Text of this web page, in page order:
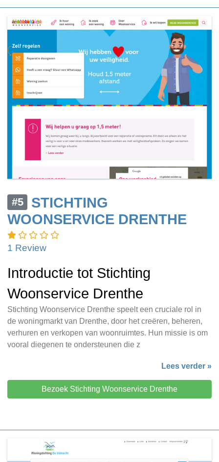
#5
STICHTING
WOONSERVICE DRENTHE
1 Review
Introductie tot Stichting
Woonservice Drenthe
Stichting Woonservice Drenthe speelt een cruciale rol in
de woningmarkt van Drenthe, door het creëren, beheren,
verhuren en verkopen van woonruimtes. Hun missie is om
vooral diegenen te ondersteunen die z
Lees verder »
Bezoek Stichting Woonservice Drenthe